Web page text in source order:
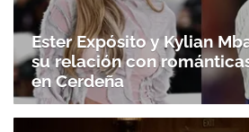
Ester Expósito y Kylian
su relación con
en Cerdeña